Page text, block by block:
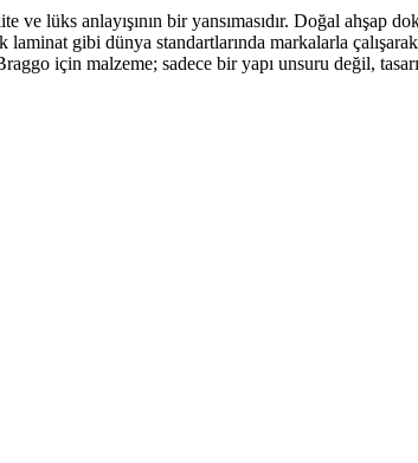
lüks anlayışının bir yansımasıdır. Doğal ahşap
gibi dünya standartlarında markalarla
için malzeme; sadece bir yapı unsuru değil,